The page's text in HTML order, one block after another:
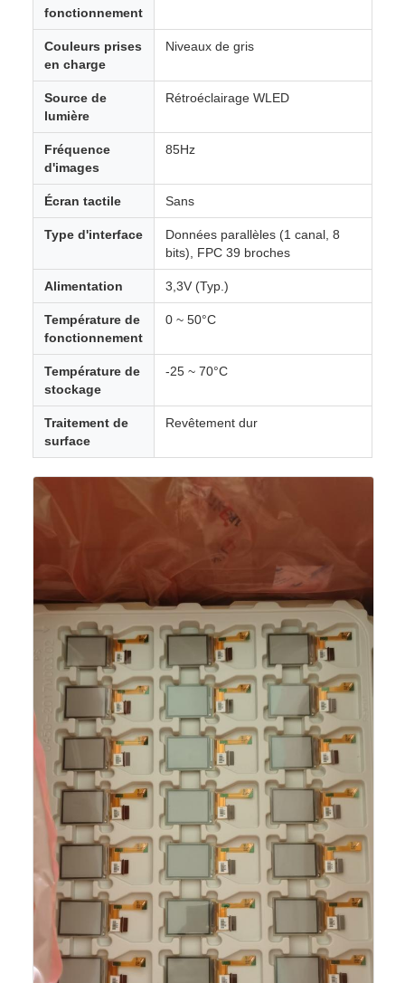
fonctionnement
Couleurs prises
en charge
Niveaux de gris
Source de
lumière
Rétroéclairage WLED
Fréquence
d'images
85Hz
Écran tactile Sans
Type d'interface
Données parallèles (1 canal, 8
bits), FPC 39 broches
Alimentation 3,3V (Typ.)
Température de
fonctionnement
0 ~ 50°C
Température de
stockage
-25 ~ 70°C
Traitement de
surface
Revêtement dur